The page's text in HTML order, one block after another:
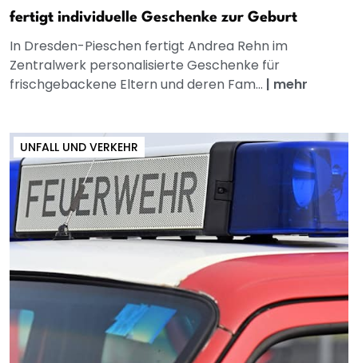
fertigt individuelle Geschenke zur Geburt
In Dresden-Pieschen fertigt Andrea Rehn im
Zentralwerk personalisierte Geschenke für
frischgebackene Eltern und deren Fam... | mehr
UNFALL UND VERKEHR